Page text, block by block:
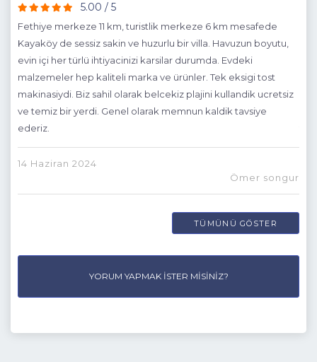
5.00 / 5
Fethiye merkeze 11 km, turistlik merkeze 6 km mesafede
Kayaköy de sessiz sakin ve huzurlu bir villa. Havuzun boyutu,
evin içi her türlü ihtiyacinizi karsilar durumda. Evdeki
malzemeler hep kaliteli marka ve ürünler. Tek eksigi tost
makinasiydi. Biz sahil olarak belcekiz plajini kullandik ucretsiz
ve temiz bir yerdi. Genel olarak memnun kaldik tavsiye
ederiz.
14 Haziran 2024
Ömer songur
TÜMÜNÜ GÖSTER
YORUM YAPMAK İSTER MISINIZ?